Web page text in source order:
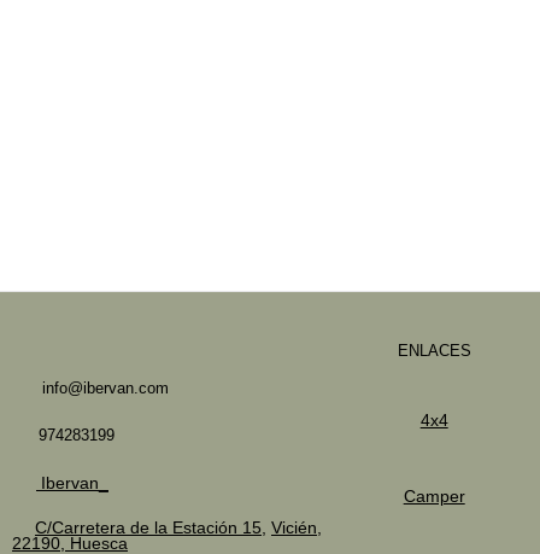
info@ibervan.com
974283199
Ibervan_
C/Carretera de la Estación 15, Vicién,
22190, Huesca
ENLACES
4x4
Camper